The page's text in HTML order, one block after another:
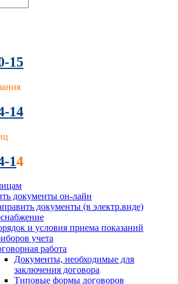
15
14
14
документы он-лайн
документы (в электр.виде)
и условия приема показаний
учета
работа
Документы, необходимые для
заключения договора
Типовые формы договоров